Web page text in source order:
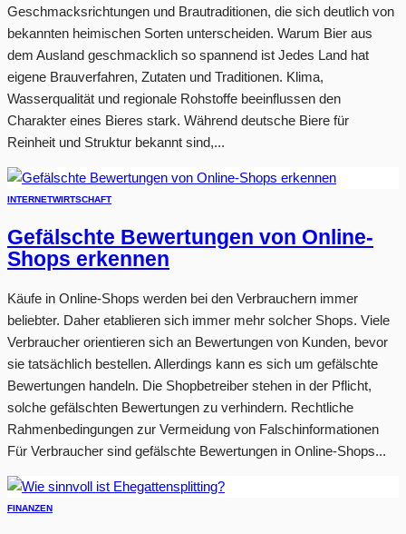
Geschmacksrichtungen und Brautraditionen, die sich deutlich von
bekannten heimischen Sorten unterscheiden. Warum Bier aus
dem Ausland geschmacklich so spannend ist Jedes Land hat
eigene Brauverfahren, Zutaten und Traditionen. Klima,
Wasserqualität und regionale Rohstoffe beeinflussen den
Charakter eines Bieres stark. Während deutsche Biere für
Reinheit und Struktur bekannt sind,...
INTERNETWIRTSCHAFT
Gefälschte Bewertungen von Online-
Shops erkennen
Käufe in Online-Shops werden bei den Verbrauchern immer
beliebter. Daher etablieren sich immer mehr solcher Shops. Viele
Verbraucher orientieren sich an Bewertungen von Kunden, bevor
sie tatsächlich bestellen. Allerdings kann es sich um gefälschte
Bewertungen handeln. Die Shopbetreiber stehen in der Pflicht,
solche gefälschten Bewertungen zu verhindern. Rechtliche
Rahmenbedingungen zur Vermeidung von Falschinformationen
Für Verbraucher sind gefälschte Bewertungen in Online-Shops...
FINANZEN